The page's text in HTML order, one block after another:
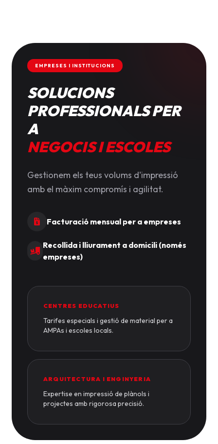
EMPRESES I INSTITUCIONS
SOLUCIONS
PROFESSIONALS PER
A
NEGOCIS I ESCOLES
Gestionem els teus volums d'impressió
amb el màxim compromís i agilitat.
Facturació mensual per a empreses
Recollida i lliurament a domicili (només
empreses)
CENTRES EDUCATIUS
Tarifes especials i gestió de material per a
AMPAs i escoles locals.
ARQUITECTURA I ENGINYERIA
Expertise en impressió de plànols i
projectes amb rigorosa precisió.